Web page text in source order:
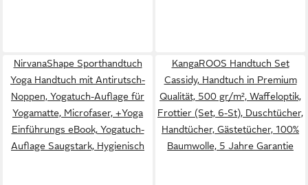
NirvanaShape Sporthandtuch
Yoga Handtuch mit Antirutsch-
Noppen, Yogatuch-Auflage für
Yogamatte, Microfaser, +Yoga
Einführungs eBook, Yogatuch-
Auflage Saugstark, Hygienisch
KangaROOS Handtuch Set
Cassidy, Handtuch in Premium
Qualität, 500 gr/m², Waffeloptik,
Frottier (Set, 6-St), Duschtücher,
Handtücher, Gästetücher, 100%
Baumwolle, 5 Jahre Garantie